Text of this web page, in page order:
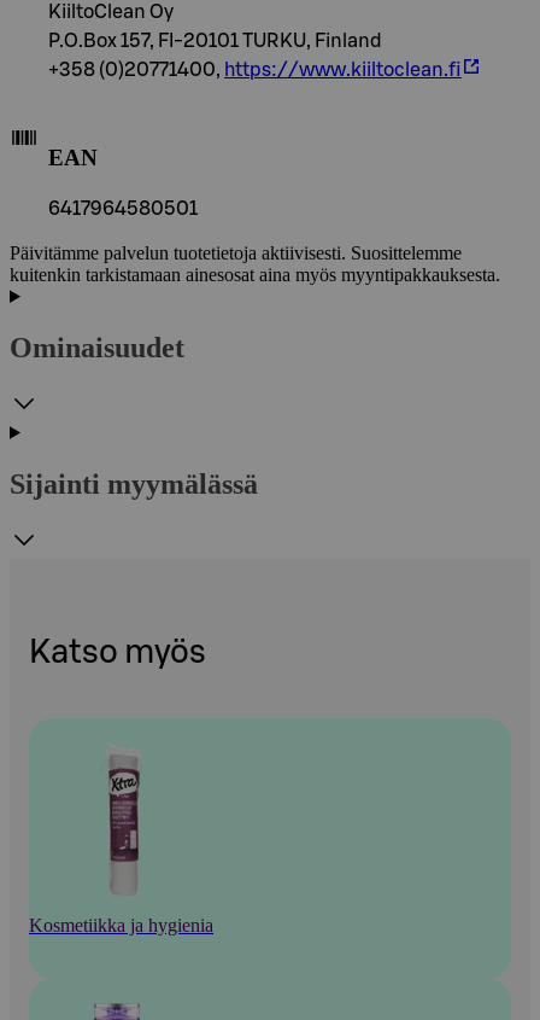
KiiltoClean Oy
P.O.Box 157, FI-20101 TURKU, Finland
+358 (0)20771400, https://www.kiiltoclean.fi
EAN
6417964580501
Päivitämme palvelun tuotetietoja aktiivisesti. Suosittelemme
kuitenkin tarkistamaan ainesosat aina myös myyntipakkauksesta.
Ominaisuudet
Sijainti myymälässä
Katso myös
Kosmetiikka ja hygienia